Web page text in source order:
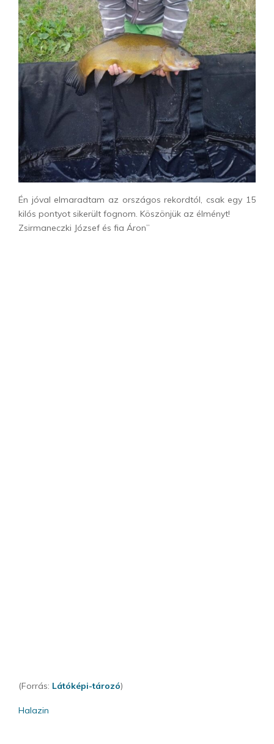
Én jóval elmaradtam az országos rekordtól, csak egy 15
kilós pontyot sikerült fognom. Köszönjük az élményt!
Zsirmaneczki József és fia Áron”
(Forrás: Látóképi-tározó)
Halazin